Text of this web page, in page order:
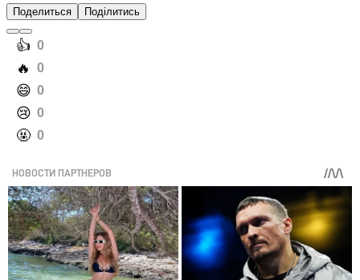
Поделиться Поділитись
️👍 0
️🔥 0
️😄 0
️😢 0
️🤬 0